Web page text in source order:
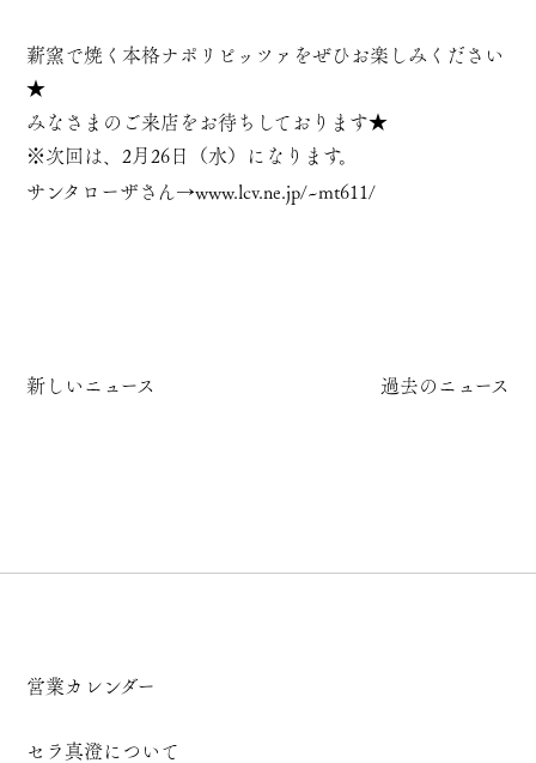
薪窯で焼く本格ナポリピッツァをぜひお楽しみください
★
みなさまのご来店をお待ちしております★
※次回は、2月26日（水）になります。
サンタローザさん→www.lcv.ne.jp/~mt611/
新しいニュース 過去のニュース
営業カレンダー
セラ真澄について